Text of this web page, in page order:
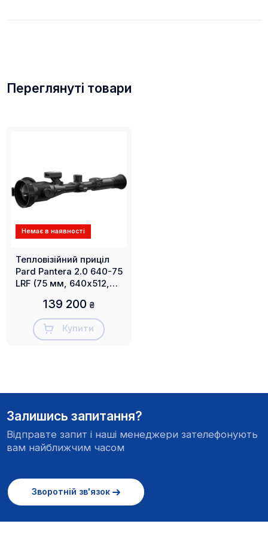
Переглянуті товари
Немає в наявності
Тепловізійний приціл
Pard Pantera 2.0 640-75
LRF (75 мм, 640х512,
139 200 ₴
Купити
Залишись запитання?
Відправте запит і наші менеджери зателефонують
вам найближчим часом
Зворотній зв'язок